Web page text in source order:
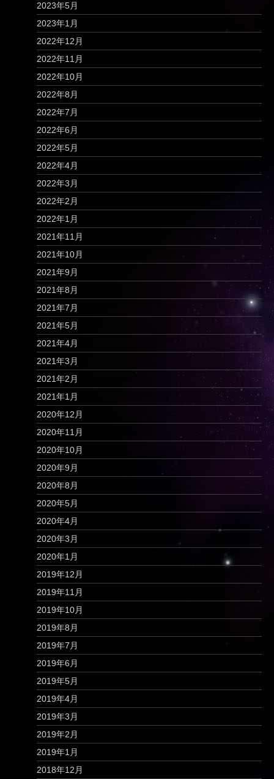
2023年5月
2023年1月
2022年12月
2022年11月
2022年10月
2022年8月
2022年7月
2022年6月
2022年5月
2022年4月
2022年3月
2022年2月
2022年1月
2021年11月
2021年10月
2021年9月
2021年8月
2021年7月
2021年5月
2021年4月
2021年3月
2021年2月
2021年1月
2020年12月
2020年11月
2020年10月
2020年9月
2020年8月
2020年5月
2020年4月
2020年3月
2020年1月
2019年12月
2019年11月
2019年10月
2019年8月
2019年7月
2019年6月
2019年5月
2019年4月
2019年3月
2019年2月
2019年1月
2018年12月